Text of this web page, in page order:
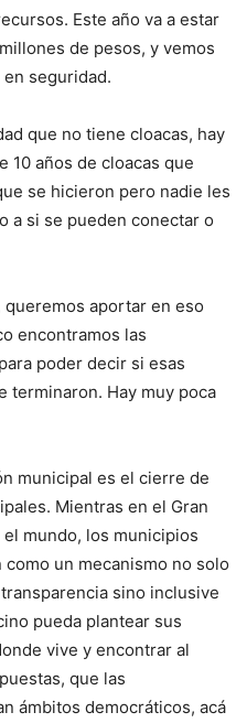
Este año va a estar
de pesos, y vemos
seguridad.
que no tiene cloacas, hay
10 años de cloacas que
se hicieron pero nadie les
a si se pueden conectar o
aportar en eso
encontramos las
poder decir si esas
terminaron. Hay muy poca
municipal es el cierre de
Mientras en el Gran
mundo, los municipios
un mecanismo no solo
sino inclusive
pueda plantear sus
vive y encontrar al
que las
ámbitos democráticos, acá